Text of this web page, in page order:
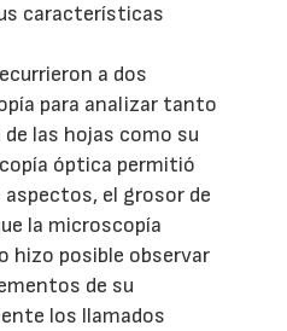
características
a dos
para analizar tanto
las hojas como su
óptica permitió
el grosor de
la microscopía
hizo posible observar
de su
los llamados